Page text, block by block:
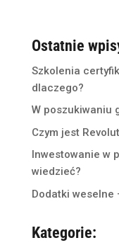
Ostatnie
Szkolenia
dlaczego?
W poszukiwaniu
Czym jest
Inwestowanie w
wiedzieć?
Dodatki weselne
Kategorie: